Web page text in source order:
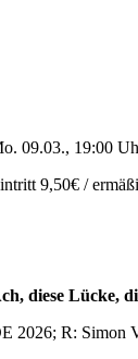
09.03., 19:00
9,50€ /
diese Lücke,
2026; R: Simon